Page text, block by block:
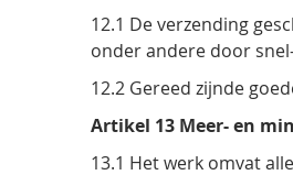
12.1 De verzending
onder andere door
12.2 Gereed zijnde
Artikel 13 Meer- en
13.1 Het werk omvat